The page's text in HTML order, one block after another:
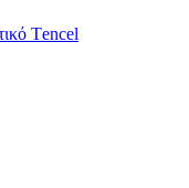
Τencel